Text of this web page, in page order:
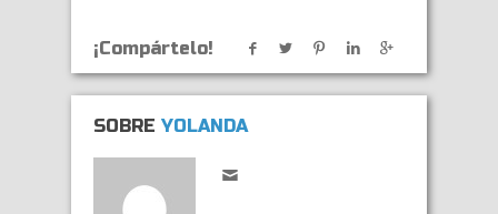
¡Compártelo!
SOBRE YOLANDA